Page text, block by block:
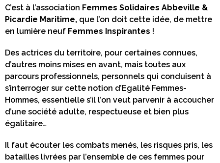
C’est à l’association Femmes Solidaires Abbeville &
Picardie Maritime, que l’on doit cette idée, de mettre
en lumière neuf Femmes Inspirantes !
Des actrices du territoire, pour certaines connues,
d’autres moins mises en avant, mais toutes aux
parcours professionnels, personnels qui conduisent à
s’interroger sur cette notion d’Egalité Femmes-
Hommes, essentielle s’il l’on veut parvenir à accoucher
d’une société adulte, respectueuse et bien plus
égalitaire…
Il faut écouter les combats menés, les risques pris, les
batailles livrées par l’ensemble de ces femmes pour